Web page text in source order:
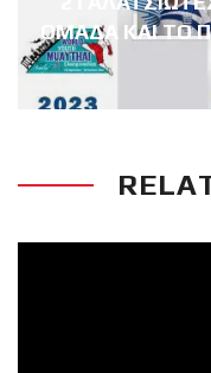
ΟΜΑΔΑ ΚΑΙ ΤΟ